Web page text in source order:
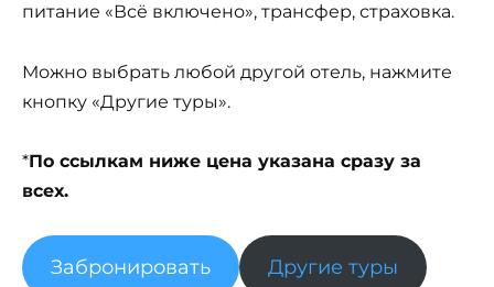
питание «Всё включено», трансфер, страховка.
Можно выбрать любой другой отель, нажмите
кнопку «Другие туры».
*По ссылкам ниже цена указана сразу за
всех.
Забронировать Другие туры